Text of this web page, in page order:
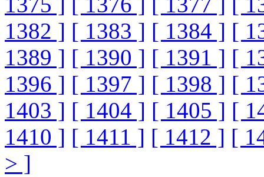
1382 ] [ 1383 ] [ 1384 ] [
1389 ] [ 1390 ] [ 1391 ] [
1396 ] [ 1397 ] [ 1398 ] [
1403 ] [ 1404 ] [ 1405 ] [
1410 ] [ 1411 ] [ 1412 ] [
> ]